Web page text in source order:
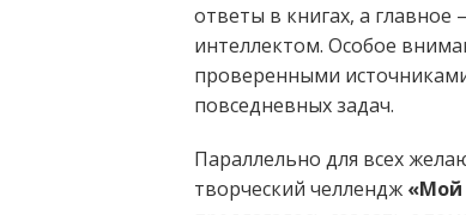
ответы в книгах, а главное
интеллектом. Особое
проверенными
повседневных задач.
Параллельно для всех
творческий челлендж «Мой